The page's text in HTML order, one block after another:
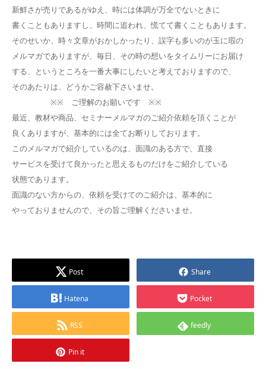
新鮮さが売りであるがゆえ、時には体調が万全でないときに
書くこともありますし、時間に追われ、慌てて書くこともあります。
そのせいか、時々文章がおかしかったり、誤字も多いのが玉に瑕の
メルマガでありますが、毎日、その時の想いをタイムリーにお届け
する、というところを一番大事にしたいと考えておりますので、
そのあたりは、どうかご容赦下さいませ。
※※ ご理解のお願いです ※※
最近、教材や商品、セミナーメルマガのご紹介依頼を頂くことが
良くありますが、基本的には全てお断りしております。
このメルマガで紹介しているのは、面識のある方で、直接
サービスを受けて良かったと思えるものだけをご紹介している
状態であります。
面識のない方からの、依頼を受けてのご紹介は、基本的に
やっておりませんので、その旨ご理解くださいませ。
Post Share
Hatena Pocket
RSS feedly
Pin it